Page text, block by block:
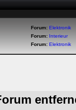
Forum: Elektronik
Forum: Interieur
Forum: Elektronik